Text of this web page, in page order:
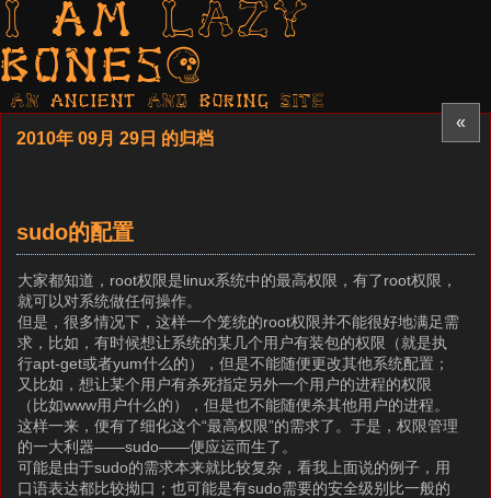
I am LAZY
bones?
AN ancient AND boring SITE
«
2010年 09月 29日 的归档
sudo的配置
大家都知道，root权限是linux系统中的最高权限，有了root权限，
就可以对系统做任何操作。
但是，很多情况下，这样一个笼统的root权限并不能很好地满足需
求，比如，有时候想让系统的某几个用户有装包的权限（就是执
行apt-get或者yum什么的），但是不能随便更改其他系统配置；
又比如，想让某个用户有杀死指定另外一个用户的进程的权限
（比如www用户什么的），但是也不能随便杀其他用户的进程。
这样一来，便有了细化这个“最高权限”的需求了。于是，权限管理
的一大利器——sudo——便应运而生了。
可能是由于sudo的需求本来就比较复杂，看我上面说的例子，用
口语表达都比较拗口；也可能是有sudo需要的安全级别比一般的